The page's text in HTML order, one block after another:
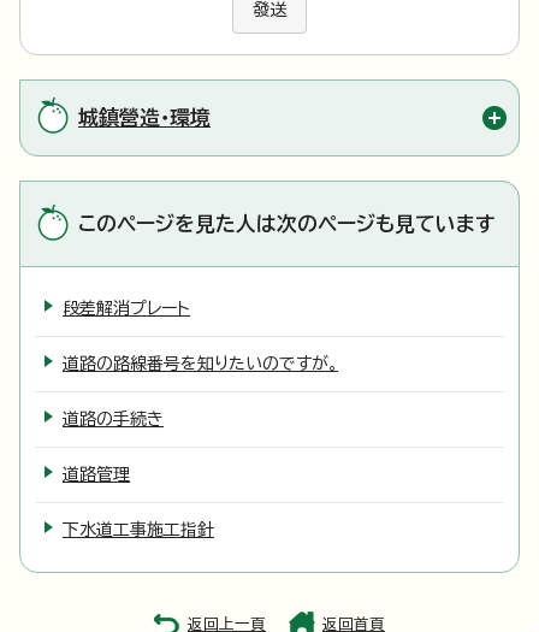
發送
城鎮營造・環境
このページを見た人は次のページも見ています
段差解消プレート
道路の路線番号を知りたいのですが。
道路の手続き
道路管理
下水道工事施工指針
返回上一頁 返回首頁